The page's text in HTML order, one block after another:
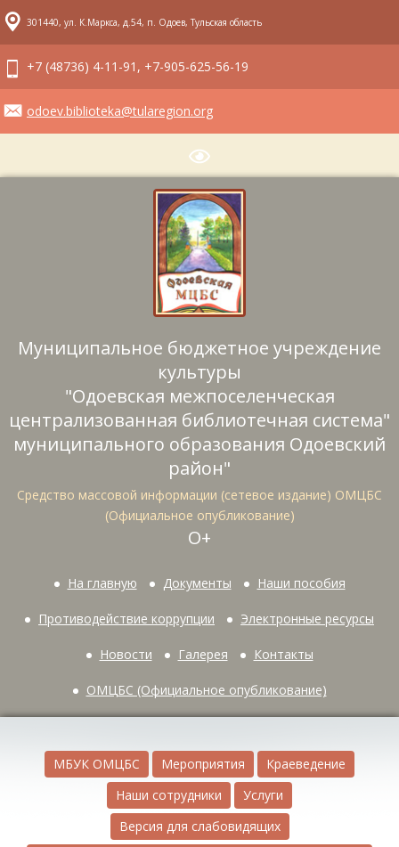
301440, ул. К.Маркса, д.54, п. Одоев, Тульская область
+7 (48736) 4-11-91, +7-905-625-56-19
odoev.biblioteka@tularegion.org
Муниципальное бюджетное учреждение
культуры
"Одоевская межпоселенческая
централизованная библиотечная система"
муниципального образования Одоевский
район"
Средство массовой информации (сетевое издание) ОМЦБС
(Официальное опубликование)
О+
На главную Документы Наши пособия
Противодействие коррупции Электронные ресурсы
Новости Галерея Контакты
ОМЦБС (Официальное опубликование)
МБУК ОМЦБС Мероприятия
Краеведение
Наши сотрудники
Услуги
Версия для слабовидящих